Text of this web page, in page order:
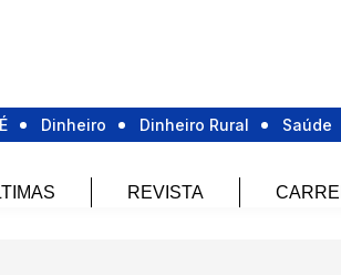
Dinheiro Dinheiro Rural Saúde
REVISTA